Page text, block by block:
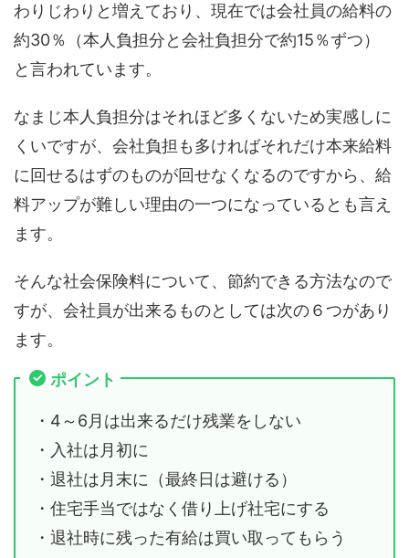
わりじわりと増えており、現在では会社員の給料の
約30％（本人負担分と会社負担分で約15％ずつ）
と言われています。
なまじ本人負担分はそれほど多くないため実感しに
くいですが、会社負担も多ければそれだけ本来給料
に回せるはずのものが回せなくなるのですから、給
料アップが難しい理由の一つになっているとも言え
ます。
そんな社会保険料について、節約できる方法なので
すが、会社員が出来るものとしては次の６つがあり
ます。
ポイント
・4～6月は出来るだけ残業をしない
・入社は月初に
・退社は月末に（最終日は避ける）
・住宅手当ではなく借り上げ社宅にする
・退社時に残った有給は買い取ってもらう